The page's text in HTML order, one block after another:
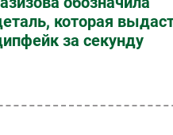
которая
за секунду